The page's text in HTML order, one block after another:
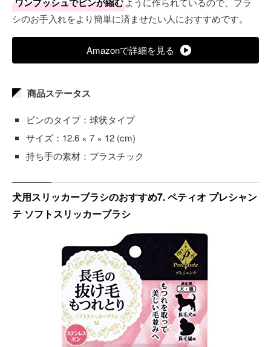
シのお手入れをより簡単に済ませたい人におすすめです。
Amazonで詳細を見る
商品ステータス
ピンのタイプ：球状タイプ
サイズ：12.6 × 7 × 12 (cm)
持ち手の素材：プラスチック
犬用スリッカーブラシのおすすめ7. ペティオ プレシャン
テ ソフトスリッカーブラシ